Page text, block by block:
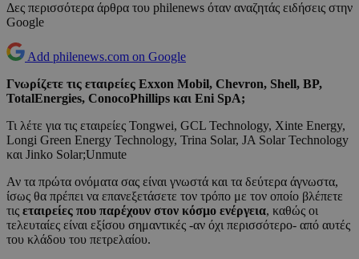
Δες περισσότερα άρθρα του philenews όταν αναζητάς ειδήσεις στην
Google
Add philenews.com on Google
Γνωρίζετε τις εταιρείες Exxon Mobil, Chevron, Shell, BP,
TotalEnergies, ConocoPhillips και Eni SpA;
Τι λέτε για τις εταιρείες Tongwei, GCL Technology, Xinte Energy,
Longi Green Energy Technology, Trina Solar, JA Solar Technology
και Jinko Solar;Unmute
Αν τα πρώτα ονόματα σας είναι γνωστά και τα δεύτερα άγνωστα,
ίσως θα πρέπει να επανεξετάσετε τον τρόπο με τον οποίο βλέπετε
τις εταιρείες που παρέχουν στον κόσμο ενέργεια, καθώς οι
τελευταίες είναι εξίσου σημαντικές -αν όχι περισσότερο- από αυτές
του κλάδου του πετρελαίου.